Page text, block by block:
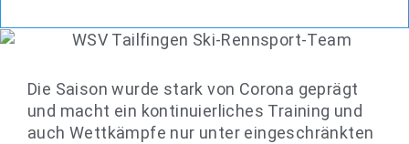
Die Saison wurde stark von Corona geprägt
und macht ein kontinuierliches Training und
auch Wettkämpfe nur unter eingeschränkten